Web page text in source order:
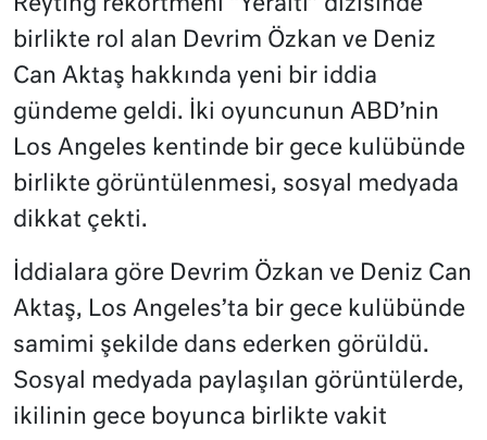
birlikte rol alan Devrim Özkan ve Deniz
Can Aktaş hakkında yeni bir iddia
gündeme geldi. İki oyuncunun ABD’nin
Los Angeles kentinde bir gece kulübünde
birlikte görüntülenmesi, sosyal medyada
dikkat çekti.
İddialara göre Devrim Özkan ve Deniz Can
Aktaş, Los Angeles’ta bir gece kulübünde
samimi şekilde dans ederken görüldü.
Sosyal medyada paylaşılan görüntülerde,
ikilinin gece boyunca birlikte vakit